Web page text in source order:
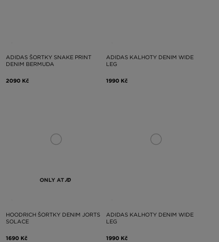
ADIDAS ŠORTKY SNAKE PRINT
DENIM BERMUDA
2090 Kč
ADIDAS KALHOTY DENIM WIDE
LEG
1990 Kč
ONLY AT
HOODRICH ŠORTKY DENIM JORTS
SOLACE
1690 Kč
ADIDAS KALHOTY DENIM WIDE
LEG
1990 Kč